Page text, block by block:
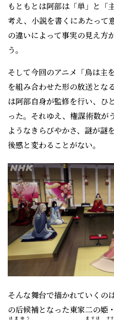
もともとは阿部は「単」と「
考え、小説を書くにあたって
の違いによって事実の見え方
う。
そして今回のアニメ「烏は主
を組み合わせた形の放送とな
は阿部自身が監修を行い、ひ
った。それゆえ、権謀術数が
ようなきらびやかさ、謎が謎
後感と変わることがない。
そんな舞台で描かれていくのは
の后候補となった東家二の姫
はまゆう ますほ す